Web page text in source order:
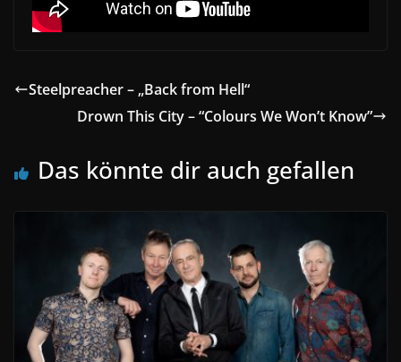
Steelpreacher – „Back from Hell“
Drown This City – “Colours We Won’t Know”
Das könnte dir auch gefallen